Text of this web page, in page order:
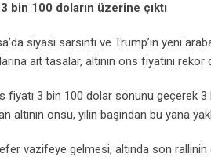
bin 100 doların üzerine çıktı
siyasi sarsıntı ve Trump’ın yeni
ait tasalar, altının ons fiyatını
fiyatı 3 bin 100 dolar sonunu geçerek
altının onsu, yılın başından bu yana
vazifeye gelmesi, altında son